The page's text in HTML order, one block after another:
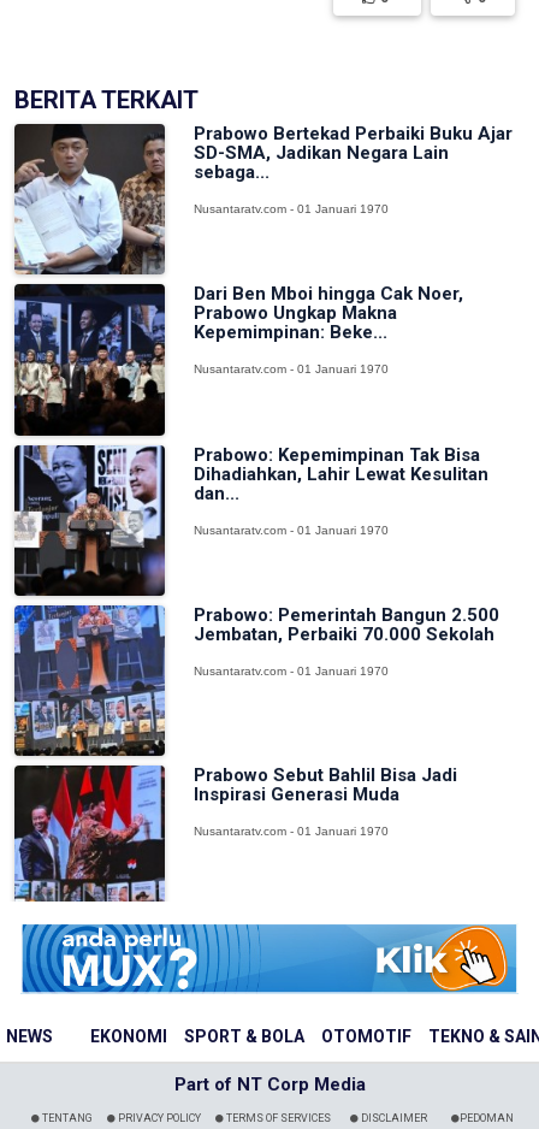
NEWS EKONOMI SPORT & BOLA OTOMOTIF TEKNO &
BERITA TERKAIT
Prabowo Bertekad Perbaiki Buku Ajar
SD-SMA, Jadikan Negara Lain
sebaga...
Nusantaratv.com - 01 Januari 1970
Dari Ben Mboi hingga Cak Noer,
Prabowo Ungkap Makna
Kepemimpinan: Beke...
Nusantaratv.com - 01 Januari 1970
Prabowo: Kepemimpinan Tak Bisa
Dihadiahkan, Lahir Lewat Kesulitan
dan...
Nusantaratv.com - 01 Januari 1970
Prabowo: Pemerintah Bangun 2.500
Jembatan, Perbaiki 70.000 Sekolah
Nusantaratv.com - 01 Januari 1970
Prabowo Sebut Bahlil Bisa Jadi
Inspirasi Generasi Muda
Nusantaratv.com - 01 Januari 1970
Part of NT Corp Media
TENTANG PRIVACY POLICY TERMS OF SERVICES DISCLAIMER PEDOMAN